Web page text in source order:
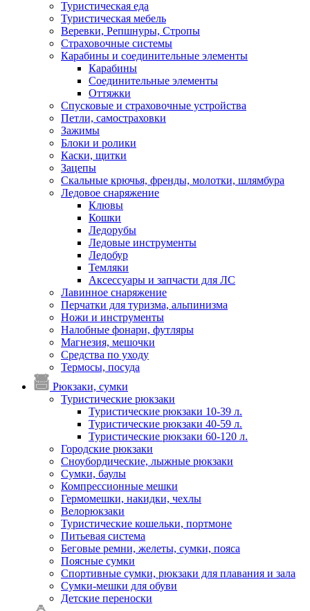
Туристическая еда
Туристическая мебель
Веревки, Репшнуры, Стропы
Страховочные системы
Карабины и соединительные элементы
Карабины
Соединительные элементы
Оттяжки
Спусковые и страховочные устройства
Петли, самостраховки
Зажимы
Блоки и ролики
Каски, щитки
Зацепы
Скальные крючья, френды, молотки, шлямбура
Ледовое снаряжение
Клювы
Кошки
Ледорубы
Ледовые инструменты
Ледобур
Темляки
Аксессуары и запчасти для ЛС
Лавинное снаряжение
Перчатки для туризма, альпинизма
Ножи и инструменты
Налобные фонари, футляры
Магнезия, мешочки
Средства по уходу
Термосы, посуда
Рюкзаки, сумки
Туристические рюкзаки
Туристические рюкзаки 10-39 л.
Туристические рюкзаки 40-59 л.
Туристические рюкзаки 60-120 л.
Городские рюкзаки
Сноубордические, лыжные рюкзаки
Сумки, баулы
Компрессионные мешки
Гермомешки, накидки, чехлы
Велорюкзаки
Туристические кошельки, портмоне
Питьевая система
Беговые ремни, желеты, сумки, пояса
Поясные сумки
Спортивные сумки, рюкзаки для плавания и зала
Сумки-мешки для обуви
Детские переноски